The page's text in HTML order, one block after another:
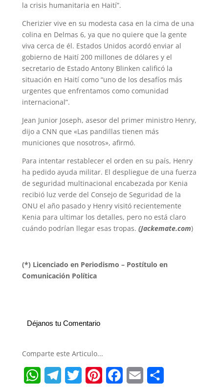
la crisis humanitaria en Haití”.
Cherizier vive en su modesta casa en la cima de una
colina en Delmas 6, ya que no quiere que la gente
viva cerca de él. Estados Unidos acordó enviar al
gobierno de Haití 200 millones de dólares y el
secretario de Estado Antony Blinken calificó la
situación en Haití como “uno de los desafíos más
urgentes que enfrentamos como comunidad
internacional”.
Jean Junior Joseph, asesor del primer ministro Henry,
dijo a CNN que «Las pandillas tienen más
municiones que nosotros», afirmó.
Para intentar restablecer el orden en su país, Henry
ha pedido ayuda militar. El despliegue de una fuerza
de seguridad multinacional encabezada por Kenia
recibió luz verde del Consejo de Seguridad de la
ONU el año pasado y Henry visitó recientemente
Kenia para ultimar los detalles, pero no está claro
cuándo podrían llegar esas tropas. (Jackemate.com)
(*) Licenciado en Periodismo – Postítulo en
Comunicación Política
Déjanos tu Comentario
Comparte este Articulo...
W